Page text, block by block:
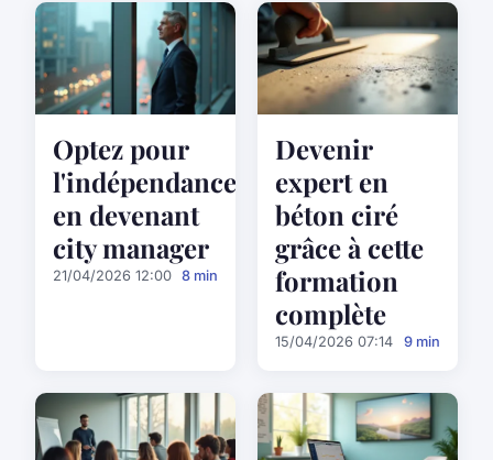
Optez pour
l'indépendance
en devenant
city manager
21/04/2026 12:00 8 min
Devenir
expert en
béton ciré
grâce à cette
formation
complète
15/04/2026 07:14 9 min